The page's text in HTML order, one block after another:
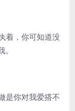
，你可知道没
你对我爱搭不